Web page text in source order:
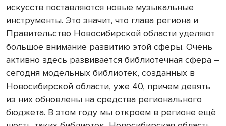
искусств поставляются новые музыкальные
инструменты. Это значит, что глава региона и
Правительство Новосибирской области уделяют
большое внимание развитию этой сферы. Очень
активно здесь развивается библиотечная сфера –
сегодня модельных библиотек, созданных в
Новосибирской области, уже 40, причём девять
из них обновлены на средства регионального
бюджета. В этом году мы откроем в регионе ещё